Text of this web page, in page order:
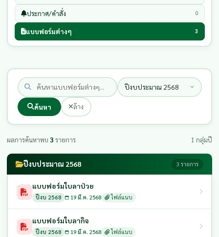
ค้นหา ล้าง
ผลการค้นหาพบ 3 รายการ 1 กลุ่มปี
ปีงบประมาณ 2568 3 รายการ
แบบฟอร์มใบลาป่วย
ปีงบ 2568 19 มี.ค. 2568 ไฟล์แนบ
แบบฟอร์มใบลากิจ
ปีงบ 2568 19 มี.ค. 2568 ไฟล์แนบ
ประกาศ/คำสั่ง 0
แบบฟอร์มต่างๆ 3